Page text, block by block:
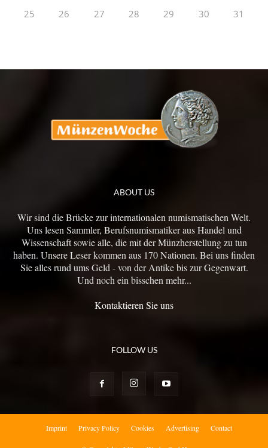
25 26 27 28 29 30 31
ABOUT US
Wir sind die Brücke zur internationalen numismatischen Welt.
Uns lesen Sammler, Berufsnumismatiker aus Handel und
Wissenschaft sowie alle, die mit der Münzherstellung zu tun
haben. Unsere Leser kommen aus 170 Nationen. Bei uns finden
Sie alles rund ums Geld - von der Antike bis zur Gegenwart.
Und noch ein bisschen mehr...
Kontaktieren Sie uns
FOLLOW US
Imprint Privacy Policy Cookies Advertising Contact